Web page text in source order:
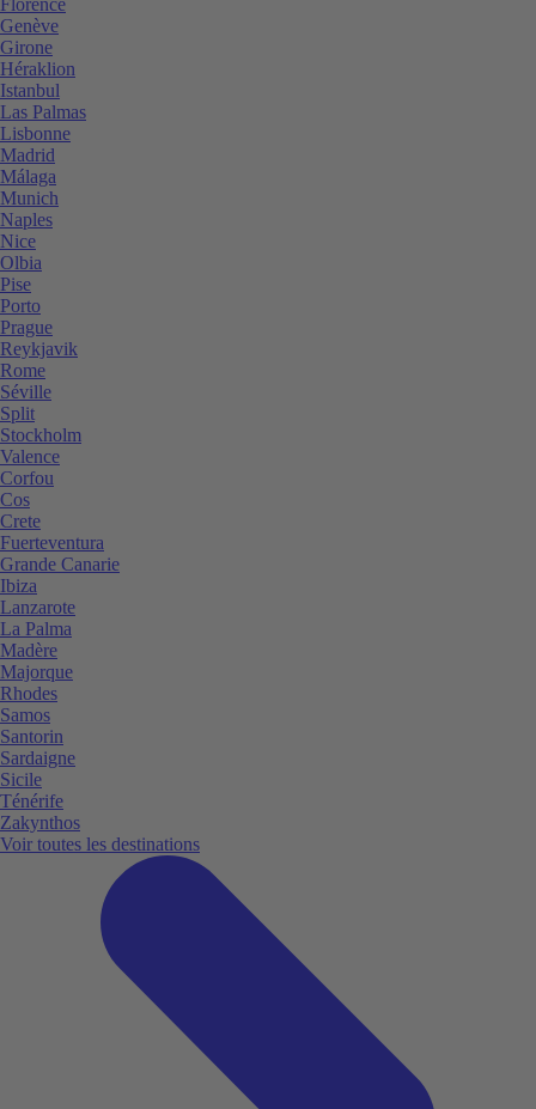
Genève
Girone
Héraklion
Istanbul
Las Palmas
Lisbonne
Madrid
Málaga
Munich
Naples
Nice
Olbia
Pise
Porto
Prague
Reykjavik
Rome
Séville
Split
Stockholm
Valence
Corfou
Cos
Crete
Fuerteventura
Grande Canarie
Ibiza
Lanzarote
La Palma
Madère
Majorque
Rhodes
Samos
Santorin
Sardaigne
Sicile
Ténérife
Zakynthos
Voir toutes les destinations